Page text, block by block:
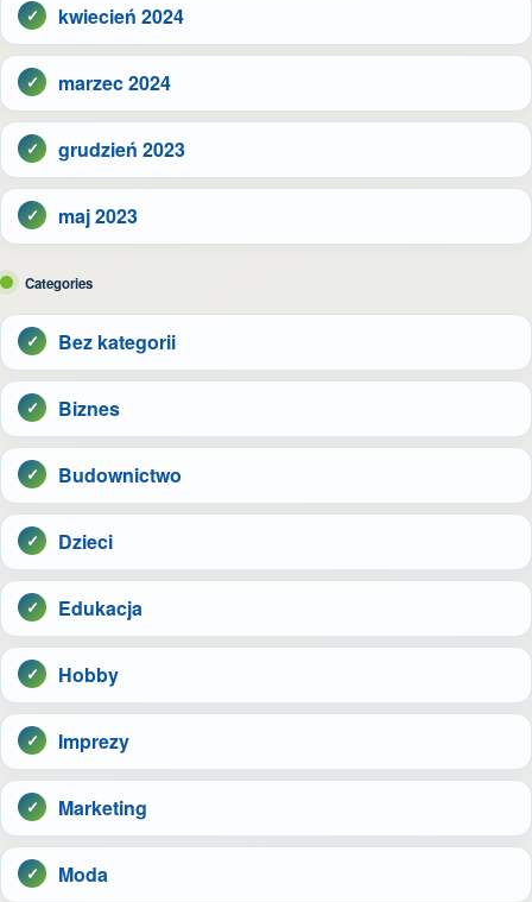
kwiecień 2024
marzec 2024
grudzień 2023
maj 2023
Categories
Bez kategorii
Biznes
Budownictwo
Dzieci
Edukacja
Hobby
Imprezy
Marketing
Moda